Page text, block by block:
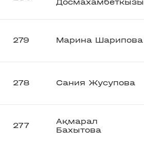
Досмахамбеткызы
279 Марина Шарипова
278 Сания Жусупова
277
Ақмарал
Бахытова